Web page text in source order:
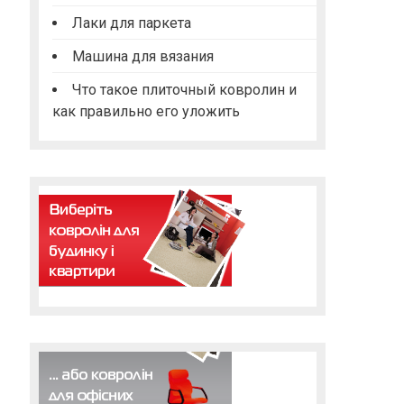
Лаки для паркета
Машина для вязания
Что такое плиточный ковролин и
как правильно его уложить